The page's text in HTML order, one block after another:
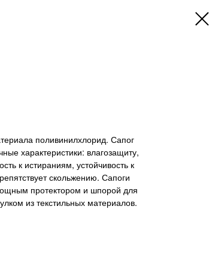
поливинилхлорид. Сапог
характеристики: влагозащиту,
к истираниям, устойчивость к
скольжению. Сапоги
протектором и шпорой для
из текстильных материалов.